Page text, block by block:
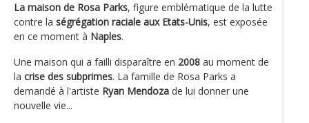
La maison de Rosa Parks, figure emblématique de la lutte
contre la ségrégation raciale aux Etats-Unis, est exposée
en ce moment à Naples.
Une maison qui a failli disparaître en 2008 au moment de
la crise des subprimes. La famille de Rosa Parks a
demandé à l'artiste Ryan Mendoza de lui donner une
nouvelle vie...